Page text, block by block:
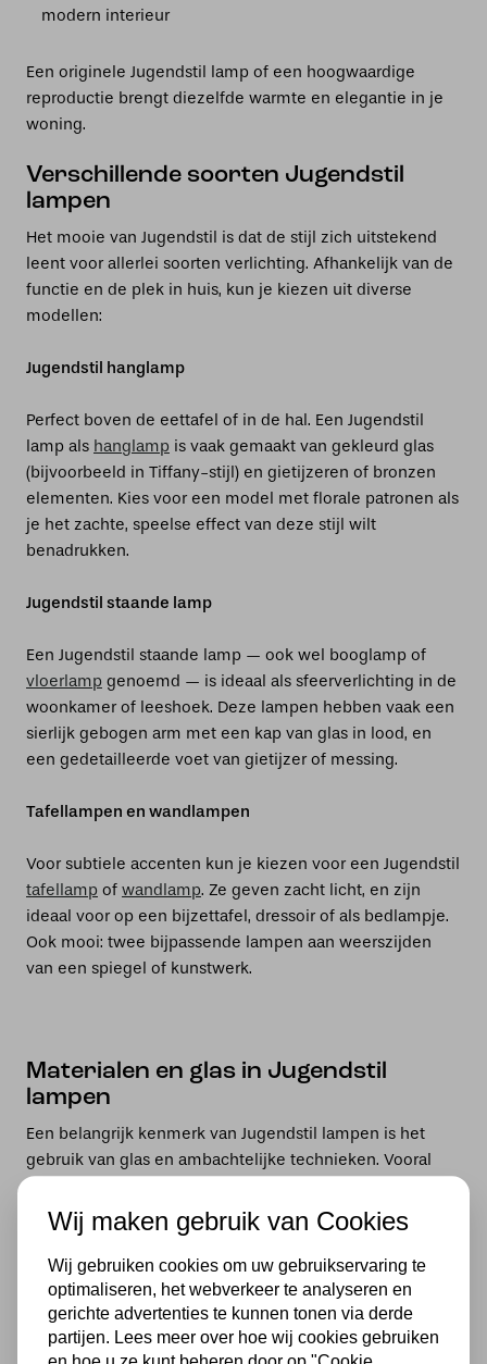
modern interieur
Een originele Jugendstil lamp of een hoogwaardige
reproductie brengt diezelfde warmte en elegantie in je
woning.
Verschillende soorten Jugendstil
lampen
Het mooie van Jugendstil is dat de stijl zich uitstekend
leent voor allerlei soorten verlichting. Afhankelijk van de
functie en de plek in huis, kun je kiezen uit diverse
modellen:
Jugendstil hanglamp
Perfect boven de eettafel of in de hal. Een Jugendstil
lamp als hanglamp is vaak gemaakt van gekleurd glas
(bijvoorbeeld in Tiffany-stijl) en gietijzeren of bronzen
elementen. Kies voor een model met florale patronen als
je het zachte, speelse effect van deze stijl wilt
benadrukken.
Jugendstil staande lamp
Een Jugendstil staande lamp — ook wel booglamp of
vloerlamp genoemd — is ideaal als sfeerverlichting in de
woonkamer of leeshoek. Deze lampen hebben vaak een
sierlijk gebogen arm met een kap van glas in lood, en
een gedetailleerde voet van gietijzer of messing.
Tafellampen en wandlampen
Voor subtiele accenten kun je kiezen voor een Jugendstil
tafellamp of wandlamp. Ze geven zacht licht, en zijn
ideaal voor op een bijzettafel, dressoir of als bedlampje.
Ook mooi: twee bijpassende lampen aan weerszijden
van een spiegel of kunstwerk.
Materialen en glas in Jugendstil
lampen
Een belangrijk kenmerk van Jugendstil lampen is het
gebruik van glas en ambachtelijke technieken. Vooral
opaalglas, kathedraalglas of semi-transparant gekleurd
glas in koperfolie worden gezet.
Naast het glas zijn ook de armaturen bijzonder:
Brons, messing of gepatineerd metaal
Wij maken gebruik van Cookies
Wij gebruiken cookies om uw gebruikservaring te
optimaliseren, het webverkeer te analyseren en
gerichte advertenties te kunnen tonen via derde
partijen. Lees meer over hoe wij cookies gebruiken